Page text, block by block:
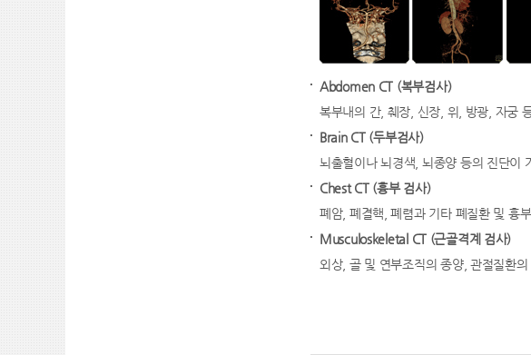
Abdomen CT (복부검사)
복부내의 간, 췌장, 신장, 위, 방광, 자궁
Brain CT (두부검사)
뇌출혈이나 뇌경색, 뇌종양 등의 진단이
Chest CT (흉부 검사)
폐암, 폐결핵, 폐렴과 기타 폐질환 및 흉
Musculoskeletal CT (근골격계 검사)
외상, 골 및 연부조직의 종양, 관절질환의